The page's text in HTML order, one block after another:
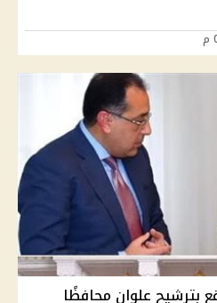
بترشيح علوان محافظًا